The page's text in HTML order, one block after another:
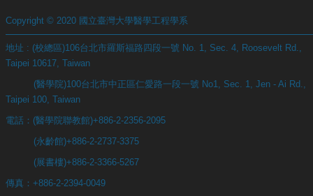
Copyright © 2020 國立臺灣大學醫學工程學系
地址 : (校總區)106台北市羅斯福路四段一號 No. 1, Sec. 4, Roosevelt Rd.,
Taipei 10617, Taiwan
(醫學院)100台北市中正區仁愛路一段一號 No1, Sec. 1, Jen - Ai Rd.,
Taipei 100, Taiwan
電話：(醫學院聯教館)+886-2-2356-2095
(永齡館)+886-2-2737-3375
(展書樓)+886-2-3366-5267
傳真：+886-2-2394-0049